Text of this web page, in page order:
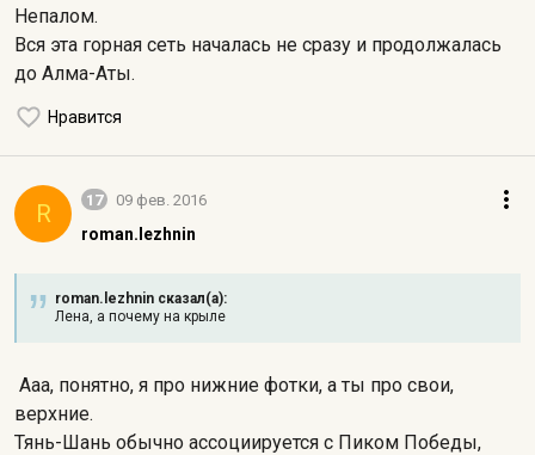
Непалом.
Вся эта горная сеть началась не сразу и продолжалась
до Алма-Аты.
Нравится
R 17 09 фев. 2016
roman.lezhnin
roman.lezhnin сказал(а):
Лена, а почему на крыле
Ааа, понятно, я про нижние фотки, а ты про свои,
верхние.
Тянь-Шань обычно ассоциируется с Пиком Победы,